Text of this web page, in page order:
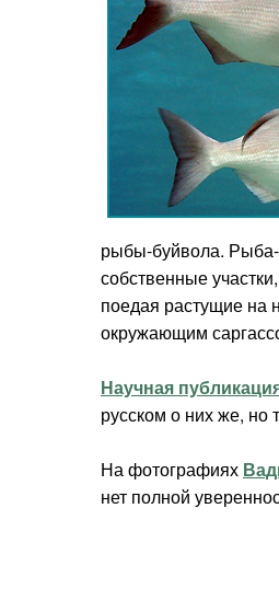
рыбы-буйвола. Рыба-
собственные
поедая растущие на
окружающим
Научная
русском о них же, но
На фотографиях
нет полной